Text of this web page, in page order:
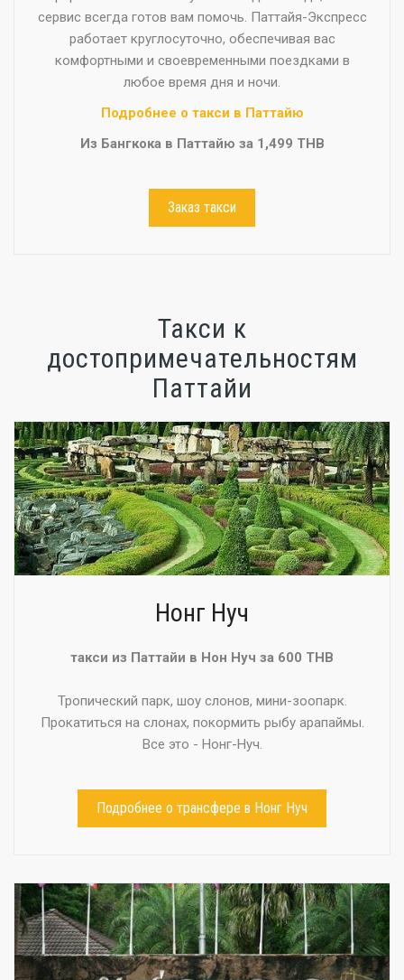
сервис всегда готов вам помочь. Паттайя-Экспресс
работает круглосуточно, обеспечивая вас
комфортными и своевременными поездками в
любое время дня и ночи.
Подробнее о такси в Паттайю
Из Бангкока в Паттайю за 1,499 THB
Заказ такси
Такси к
достопримечательностям
Паттайи
Нонг Нуч
такси из Паттайи в Нон Нуч за 600 THB
Тропический парк, шоу слонов, мини-зоопарк.
Прокатиться на слонах, покормить рыбу арапаймы.
Все это - Нонг-Нуч.
Подробнее о трансфере в Нонг Нуч